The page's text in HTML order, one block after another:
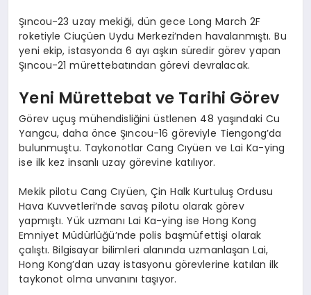
Şıncou-23 uzay mekiği, dün gece Long March 2F
roketiyle Ciuçüen Uydu Merkezi’nden havalanmıştı. Bu
yeni ekip, istasyonda 6 ayı aşkın süredir görev yapan
Şıncou-21 mürettebatından görevi devralacak.
Yeni Mürettebat ve Tarihi Görev
Görev uçuş mühendisliğini üstlenen 48 yaşındaki Cu
Yangcu, daha önce Şıncou-16 göreviyle Tiengong’da
bulunmuştu. Taykonotlar Cang Cıyüen ve Lai Ka-ying
ise ilk kez insanlı uzay görevine katılıyor.
Mekik pilotu Cang Cıyüen, Çin Halk Kurtuluş Ordusu
Hava Kuvvetleri’nde savaş pilotu olarak görev
yapmıştı. Yük uzmanı Lai Ka-ying ise Hong Kong
Emniyet Müdürlüğü’nde polis başmüfettişi olarak
çalıştı. Bilgisayar bilimleri alanında uzmanlaşan Lai,
Hong Kong’dan uzay istasyonu görevlerine katılan ilk
taykonot olma unvanını taşıyor.